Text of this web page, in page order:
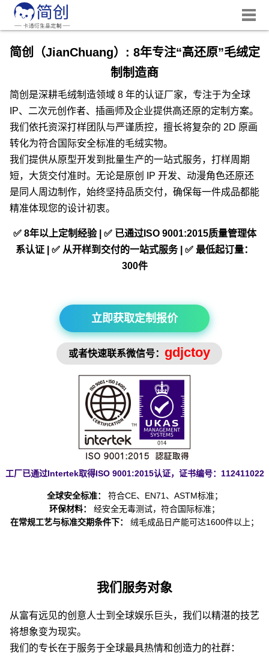
简创（JianChuang）: 8年专注“高还原”毛绒定
制制造商
简创是深耕毛绒制造领域 8 年的认证厂家，专注于为全球
IP、二次元创作者、插画师及企业提供高还原的定制方案。
我们依托资深打样团队与严谨质控，擅长将复杂的 2D 原画
转化为符合国际安全标准的毛绒实物。
我们提供从原型开发到批量生产的一站式服务，打样周期
短，大货交付准时。无论是原创 IP 开发、动漫角色还原还
是同人周边制作，始终坚持品质交付，确保每一件成品都能
精准体现您的设计初衷。
✅ 8年以上定制经验 | ✅ 已通过ISO 9001:2015质量管理体
系认证 | ✅ 从开样到交付的一站式服务 | ✅ 最低起订量：
300件
立即获取定制报价
或者快速联系微信号： gdjctoy
工厂已通过Intertek取得ISO 9001:2015认证，证书编号：112411022
全球安全标准：
符合CE、EN71、ASTM标准；
环保材料：
经安全无毒测试，符合国际标准；
在常规工艺与标准交期条件下：
绒毛成品日产能可达1600件以上；
我们服务对象
从富有远见的创意人士到全球娱乐巨头，我们以精湛的技艺
将想象变为现实。
我们的专长在于服务于全球最具热情和创造力的社群：